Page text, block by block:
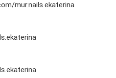
mur.nails.ekaterina